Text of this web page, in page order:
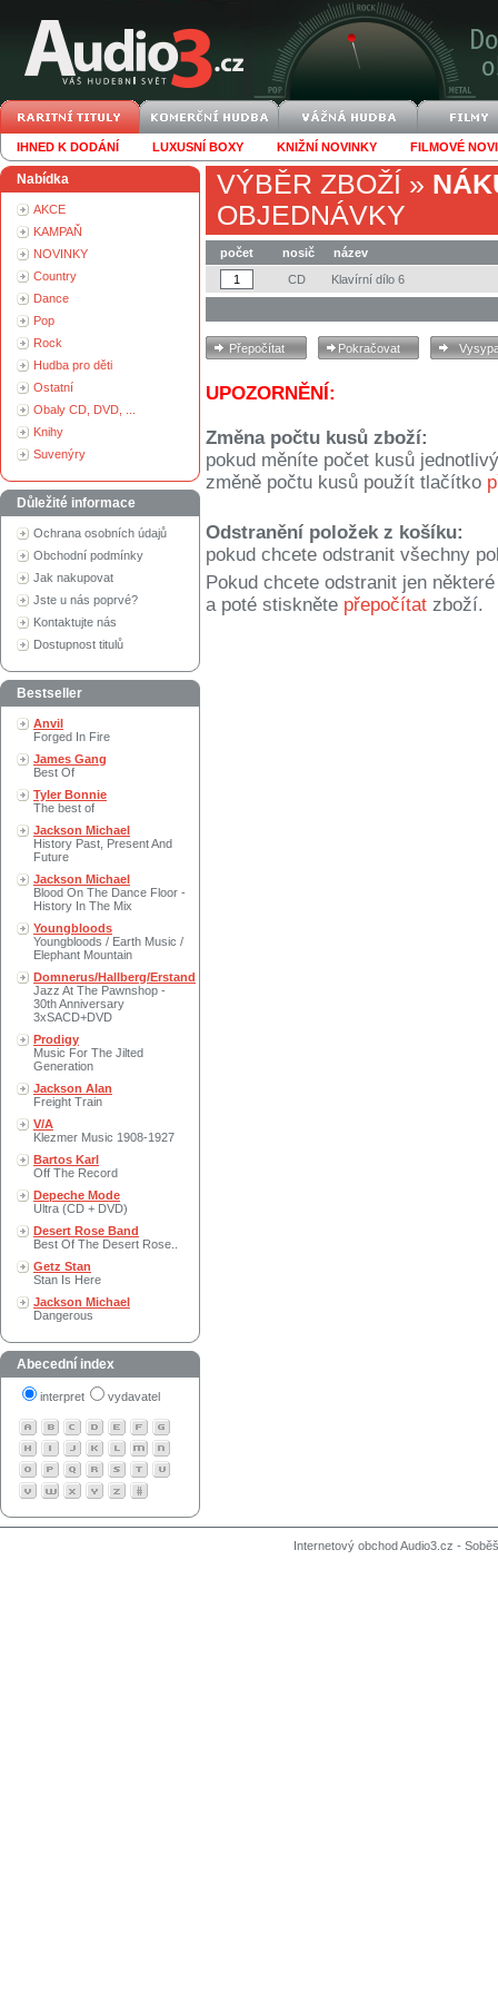
IHNED K DODÁNÍ LUXUSNÍ BOXY KNIŽNÍ NOVINKY FILMOVÉ
Nabídka
AKCE
KAMPAŇ
NOVINKY
Country
Dance
Pop
Rock
Hudba pro děti
Ostatní
Obaly CD, DVD, ...
Knihy
Suvenýry
Důležité informace
Ochrana osobních údajů
Obchodní podmínky
Jak nakupovat
Jste u nás poprvé?
Kontaktujte nás
Dostupnost titulů
Bestseller
Anvil
Forged In Fire
James Gang
Best Of
Tyler Bonnie
The best of
Jackson Michael
History Past, Present And
Future
Jackson Michael
Blood On The Dance Floor -
History In The Mix
Youngbloods
Youngbloods / Earth Music /
Elephant Mountain
Domnerus/Hallberg/Erstand
Jazz At The Pawnshop -
30th Anniversary
3xSACD+DVD
Prodigy
Music For The Jilted
Generation
Jackson Alan
Freight Train
V/A
Klezmer Music 1908-1927
Bartos Karl
Off The Record
Depeche Mode
Ultra (CD + DVD)
Desert Rose Band
Best Of The Desert Rose..
Getz Stan
Stan Is Here
Jackson Michael
Dangerous
Abecední index
interpret vydavatel
VÝBĚR ZBOŽÍ »
OBJEDNÁVKY
počet nosič
název
CD
Klavírní dílo 6
UPOZORNĚNÍ:
Změna počtu kusů zboží:
pokud měníte počet kusů
změně počtu kusů použít tlačítko
Odstranění položek z košíku:
pokud chcete odstranit všechny
Pokud chcete odstranit jen
a poté stiskněte přepočítat zboží.
Internetový obchod Audio3.cz -